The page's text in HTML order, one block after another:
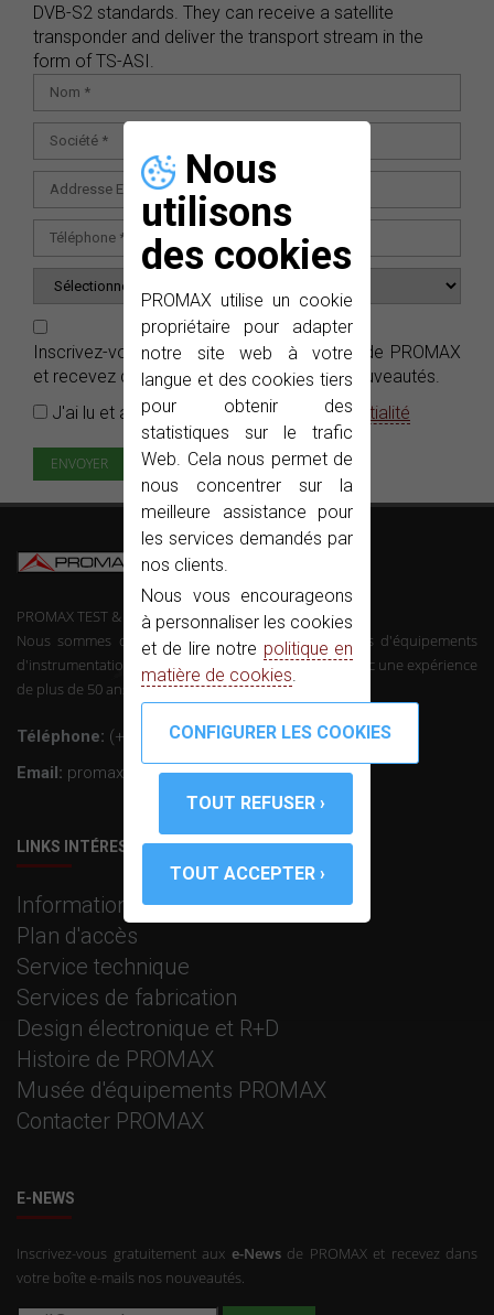
Nous
utilisons
des cookies
PROMAX utilise un cookie
propriétaire pour adapter
notre site web à votre
langue et des cookies tiers
pour obtenir des
statistiques sur le trafic
Web. Cela nous permet de
nous concentrer sur la
meilleure assistance pour
les services demandés par
nos clients.
Nous vous encourageons
à personnaliser les cookies
et de lire notre politique en
matière de cookies.
DVB-S2 standards. They can receive a satellite
transponder and deliver the transport stream in the
form of TS-ASI.
Inscrivez-vous gratuitement auxe-News
de PROMAX
et recevez dans votre boîte e-mails nos nouveautés.
J'ai lu et accepté la
Politique de confidentialité
PROMAX TEST & MEASUREMENT, SLU ©
Nous sommes des fabricants de télécommunications d'équipements
d'instrumentation et l'électronique professionnelle avec une expérience
de plus de 50 ans dans le secteur.
Téléphone: (+34) 931 847 700
Email: promax@promax.es
LINKS INTÉRESSANTS
Information corporative
Plan d'accès
Service technique
Services de fabrication
Design électronique et R+D
Histoire de PROMAX
Musée d'équipements PROMAX
Contacter PROMAX
E-NEWS
Inscrivez-vous gratuitement aux e-Newsde PROMAX et recevez dans
votre boîte e-mails nos nouveautés.